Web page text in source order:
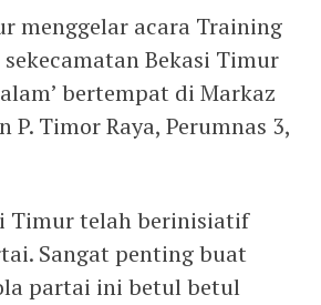
menggelar acara Training
Bekasi Timur
bertempat di Markaz
P. Timor Raya, Perumnas 3,
Timur telah berinisiatif
Sangat penting buat
partai ini betul betul